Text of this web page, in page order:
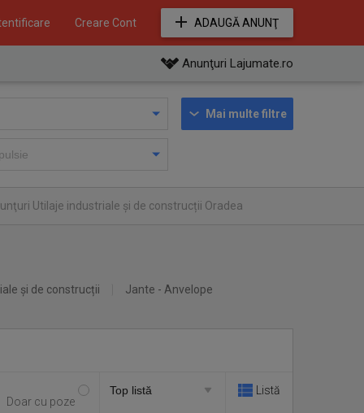
Creare Cont ADAUGĂ ANUNŢ
Anunţuri Lajumate.ro
Mai multe filtre
Utilaje industriale și de construcții Oradea
și de construcții Jante - Anvelope
Doar cu poze
Listă